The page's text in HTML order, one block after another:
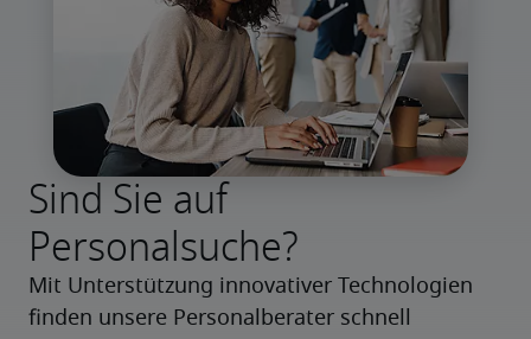
Sind Sie auf
Personalsuche?
Mit Unterstützung innovativer Technologien
finden unsere Personalberater schnell